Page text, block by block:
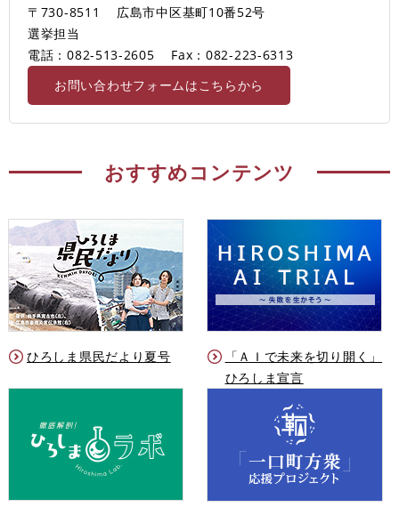
〒730-8511
広島市中区基町10番52号
選挙担当
電話：082-513-2605
Fax：082-223-6313
お問い合わせフォームはこちらから
おすすめコンテンツ
ひろしま県民だより夏号
「ＡＩで未来を切り開く」
ひろしま宣言